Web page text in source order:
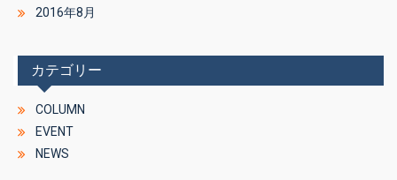
2016年8月
カテゴリー
COLUMN
EVENT
NEWS